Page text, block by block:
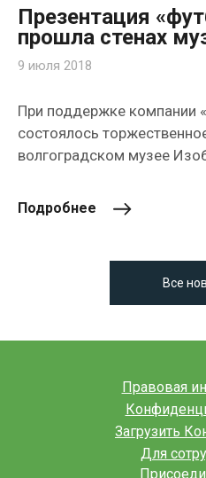
Презентация
прошла стенах
9 июля 2018
При поддержке компании
состоялось
волгоградском музее
Подробнее
Все
Правовая
Загрузить
Для